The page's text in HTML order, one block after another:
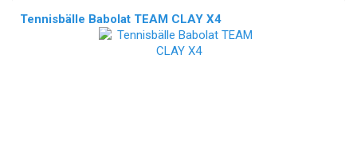
Tennisbälle Babolat TEAM CLAY X4